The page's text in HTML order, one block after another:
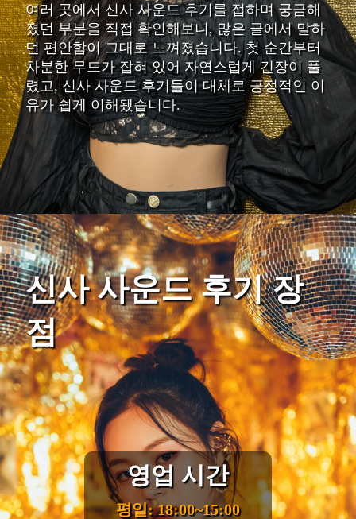
여러 곳에서 신사 사운드 후기를 접하며 궁금해
졌던 부분을 직접 확인해보니, 많은 글에서 말하
던 편안함이 그대로 느껴졌습니다. 첫 순간부터
차분한 무드가 잡혀 있어 자연스럽게 긴장이 풀
렸고, 신사 사운드 후기들이 대체로 긍정적인 이
유가 쉽게 이해됐습니다.
신사 사운드 후기 장
점
영업 시간
평일: 18:00~15:00